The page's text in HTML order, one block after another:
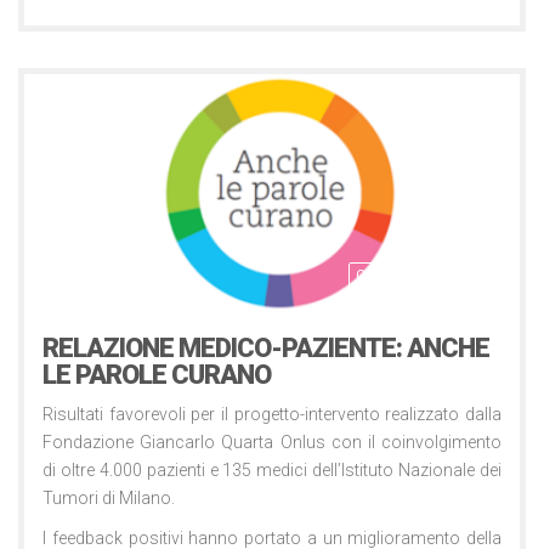
Comunicati Stampa
RELAZIONE MEDICO-PAZIENTE: ANCHE
LE PAROLE CURANO
Risultati favorevoli per il progetto-intervento realizzato dalla
Fondazione Giancarlo Quarta Onlus con il coinvolgimento
di oltre 4.000 pazienti e 135 medici dell’Istituto Nazionale dei
Tumori di Milano.
I feedback positivi hanno portato a un miglioramento della